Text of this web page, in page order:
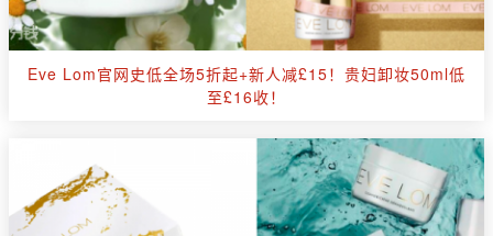
Eve Lom官网史低全场5折起+新人减£15！贵妇卸妆50ml低
至£16收！